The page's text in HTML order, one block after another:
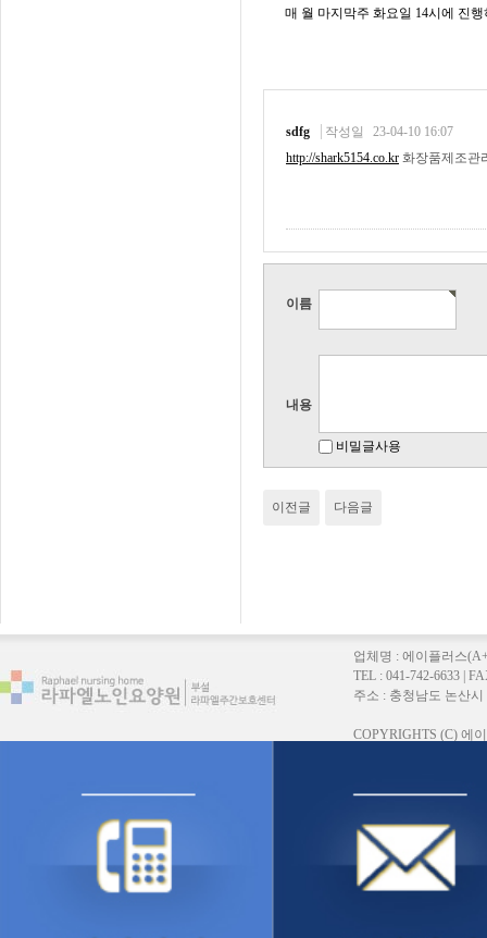
매 월 마지막주 화요일 14시에 진
sdfg 작성일
23-04-10 16:07
http://shark5154.co.kr 화장품제조관
이름
내용
비밀글사용
이전글 다음글
업체명 : 에이플러스
TEL : 041-742-6633 |
주소 : 충청남도 논산시
COPYRIGHTS (C) 에